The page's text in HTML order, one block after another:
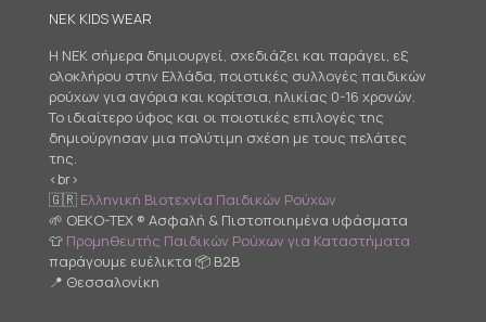
NEK KIDS WEAR
Η NEK σήμερα δημιουργεί, σχεδιάζει και παράγει, εξ
ολοκλήρου στην Ελλάδα, ποιοτικές συλλογές παιδικών
ρούχων για αγόρια και κορίτσια, ηλικίας 0-16 χρονών.
Το ιδιαίτερο ύφος και οι ποιοτικές επιλογές της
δημιούργησαν μια πολύτιμη σχέση με τους πελάτες
της.
<br>
🇬🇷 Ελληνική Βιοτεχνία Παιδικών Ρούχων
🌱 OEKO-TEX ® Ασφαλή & Πιστοποιημένα υφάσματα
👕 Προμηθευτής Παιδικών Ρούχων για Καταστήματα
παράγουμε ευέλικτα 📦 B2B
📍 Θεσσαλονίκη